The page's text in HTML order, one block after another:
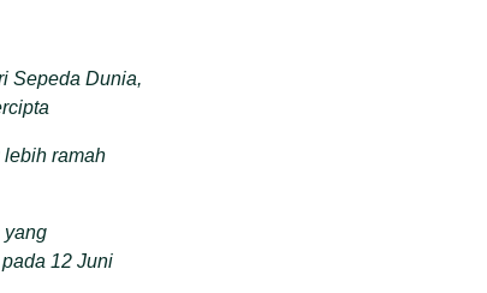
Sepeda Dunia,
lebih ramah
yang
12 Juni